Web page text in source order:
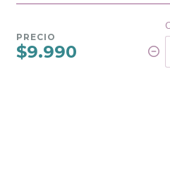
PRECIO
$9.990